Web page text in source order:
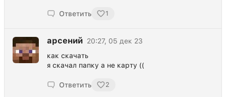
Ответить 1
арсений 20:27, 05 дек 23
как скачать
я скачал папку а не карту ((
Ответить 2